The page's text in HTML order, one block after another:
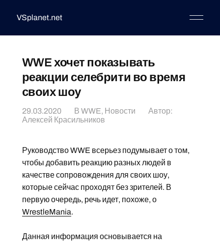
VSplanet.net
WWE хочет показывать
реакции селебрити во время
своих шоу
29.03.2020 В WWE, Новости
Автор:
Алексей Красильников
Руководство WWE всерьез подумывает о том,
чтобы добавить реакцию разных людей в
качестве сопровождения для своих шоу,
которые сейчас проходят без зрителей. В
первую очередь, речь идет, похоже, о
WrestleMania.
Данная информация основывается на